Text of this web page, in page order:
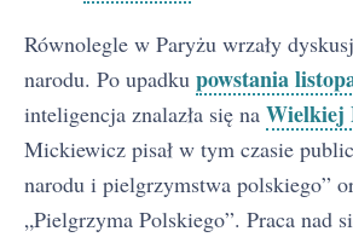
Równolegle w Paryżu wrzały
narodu. Po upadku powstania
inteligencja znalazła się na Wielkiej
Mickiewicz pisał w tym czasie
narodu i pielgrzymstwa polskiego”
„Pielgrzyma Polskiego”. Praca nad